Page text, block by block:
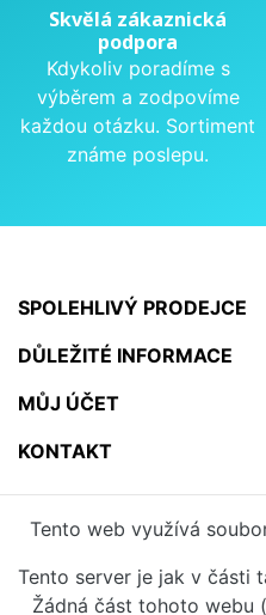
Skvělá zákaznická
podpora
Kdykoliv poradíme s
výběrem a zodpovíme
každou otázku. Sortiment
známe poslepu.
SPOLEHLIVÝ PRODEJCE
DŮLEŽITÉ INFORMACE
MŮJ ÚČET
KONTAKT
Tento web využívá
Tento server je jak v části
Žádná část tohoto webu